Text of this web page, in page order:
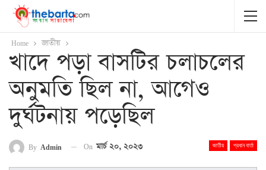
Home জাতীয়
খাদে পড়া বাসটির চলাচলের
অনুমতি ছিল না, আগেও
দুর্ঘটনায় পড়েছিল
জাতীয় প্রধান বার্তা
By Admin On মার্চ ২০, ২০২৩